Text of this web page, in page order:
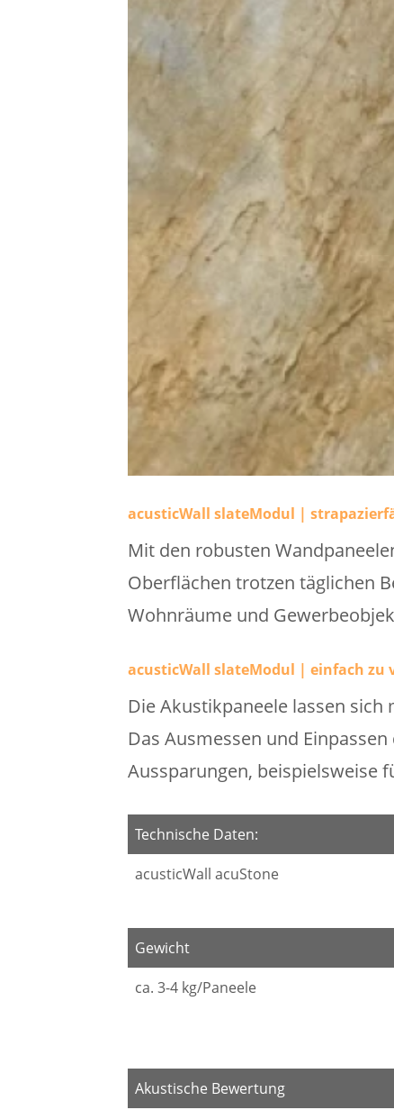
acusticWall slateModul |
Mit den robusten
Oberflächen trotzen täglichen
Wohnräume und
acusticWall slateModul | einfach zu
Die Akustikpaneele lassen
Das Ausmessen und
Aussparungen, beispielsweise
Technische Daten:
acusticWall acuStone
Gewicht
ca. 3-4 kg/Paneele
Akustische Bewertung